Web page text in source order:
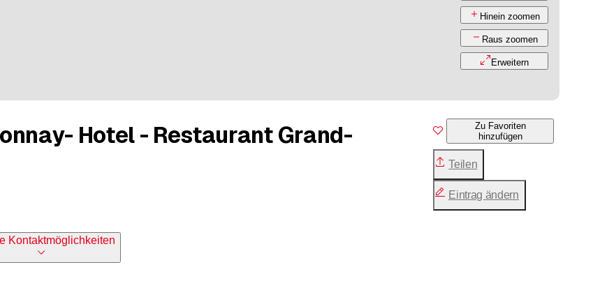
Hinein zoomen
Raus zoomen
Erweitern
Hotel - Restaurant Grand-
Kontaktmöglichkeiten
Zu Favoriten
hinzufügen
Teilen
Eintrag ändern